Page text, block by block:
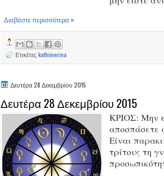
Διαβάστε περισσότερα »
Ετικέτες kathimerina
Δευτέρα 28 Δεκεμβρίου 2015
Δευτέρα 28 Δεκεμβρίου 2015
ΚΡΙΟΣ: Μην
αποσπάσετε
Είναι
τρίτους τη